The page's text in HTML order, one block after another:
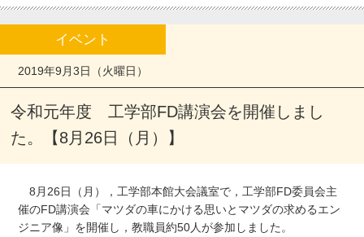
イベント
2019年9月3日（火曜日）
令和元年度 工学部FD講演会を開催しまし
た。【8月26日（月）】
8月26日（月），工学部本館大会議室で，工学部FD委員会主
催のFD講演会「マツダの車にかける思いとマツダの求めるエン
ジニア像」を開催し，教職員約50人が参加しました。